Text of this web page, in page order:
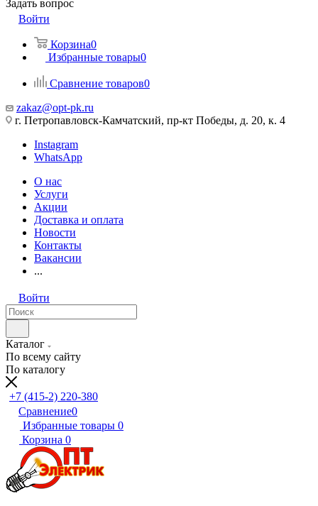
Задать вопрос
Войти
Корзина0
Избранные товары0
Сравнение товаров0
zakaz@opt-pk.ru
г. Петропавловск-Камчатский, пр-кт Победы, д. 20, к. 4
Instagram
WhatsApp
О нас
Услуги
Акции
Доставка и оплата
Новости
Контакты
Вакансии
...
Войти
Каталог
По всему сайту
По каталогу
+7 (415-2) 220-380
Сравнение0
Избранные товары 0
Корзина 0